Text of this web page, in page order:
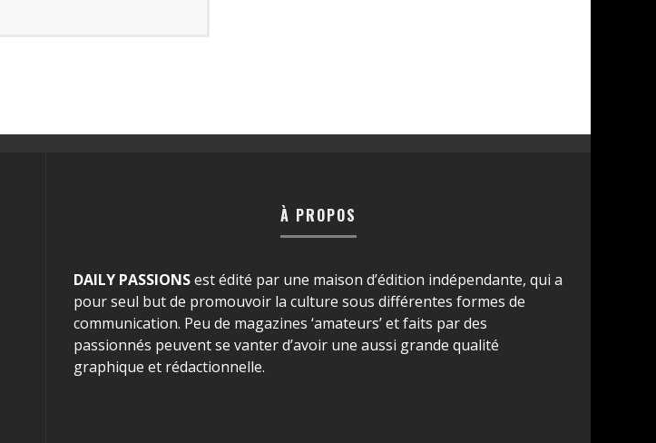
À PROPOS
DAILY PASSIONSest édité par une maison d’édition indépendante, qui a
pour seul but de promouvoir la culture sous différentes formes de
communication. Peu de magazines ‘amateurs’ et faits par des
passionnés peuvent se vanter d’avoir une aussi grande qualité
graphique et rédactionnelle.